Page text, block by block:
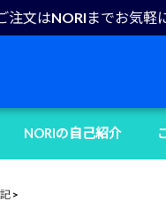
文はNORIまでお気軽
NORIの自己紹介